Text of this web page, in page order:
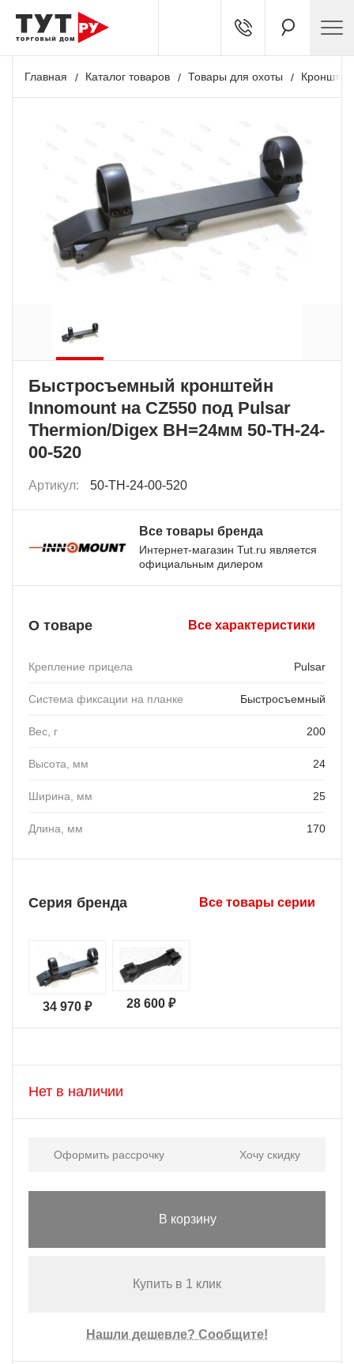
Главная Каталог товаров Товары для охоты
Быстросъемный кронштейн
Innomount на CZ550 под Pulsar
Thermion/Digex BH=24мм 50-TH-24-
00-520
Артикул: 50-TH-24-00-520
Все товары бренда
Интернет-магазин Tut.ru является
официальным дилером
О товаре Все характеристики
Крепление прицела Pulsar
Система фиксации на планке Быстросъемный
Вес, г 200
Высота, мм 24
Ширина, мм 25
Длина, мм 170
Серия бренда Все товары серии
34 970 ₽ 28 600 ₽
Нет в наличии
Оформить рассрочку Хочу скидку
В корзину
Купить в 1 клик
Нашли дешевле? Сообщите!